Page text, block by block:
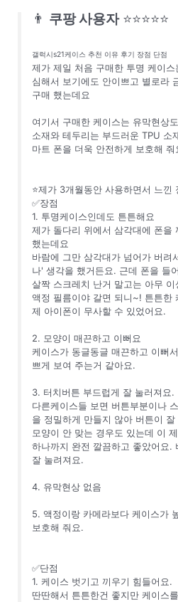
👨 쿠팡 사용자 ⭐⭐⭐⭐⭐
갤럭시s21케이스 추천 이유 후기 장점 단점
제가 제일 처음 구매한 투명 케이스
심해서 보기에도 안이쁘고 별로라
구매 했는데요
여기서 구매한 케이스는 유막현상
소재와 테두리는 부드러운 TPU 소
마트 폰을 더욱 안전하게 보호해 줘
⭐제가 3개월동안 사용하면서 느낀
✅장점
1. 투명케이스인데도 튼튼해요
제가 돌다리 위에서 삼각대에 폰을
했는데요
바람에 그만 삼각대가 넘어가 버려
나' 생각을 했거든요. 근데 폰을 들
살짝 스크레치 난거 말고는 아무 이
액정 필름이야 갈면 되니~! 튼튼한
제 아이폰이 무사할 수 있었어요.
2. 모양이 매끈하고 이뻐요
케이스가 동글동글 매끈하고 이뻐
쁘게 보여 주는거 같아요.
3. 터치버튼 부드럽게 잘 눌러져요.
다른케이스들 보면 버튼부분이나
을 정밀하게 만들지 않아 버튼이
모양이 안 맞는 경우도 있는데 이
하나까지 완전 깔끔하고 좋았어요.
잘 눌려져요.
4. 유막현상 없음
5. 액정이랑 카메라보다 케이스가
보호해 줘요.
✅단점
1. 케이스 벗기고 끼우기 힘들어요.
딴딴해서 튼튼한건 좋지만 케이스